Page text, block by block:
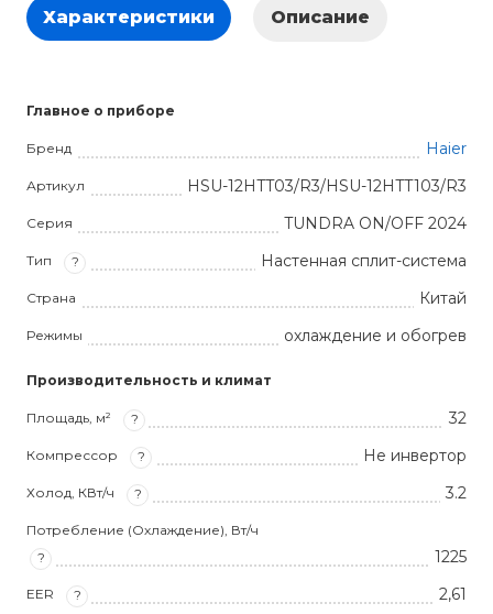
Характеристики Описание
Главное о приборе
Бренд Haier
Артикул HSU-12HTT03/R3/HSU-12HTT103/R3
Серия TUNDRA ON/OFF 2024
Тип ? Настенная сплит-система
Страна Китай
Режимы охлаждение и обогрев
Производительность и климат
Площадь, м² ? 32
Компрессор ? Не инвертор
Холод, КВт/ч ? 3.2
Потребление (Охлаждение), Вт/ч
?
1225
EER ? 2,61